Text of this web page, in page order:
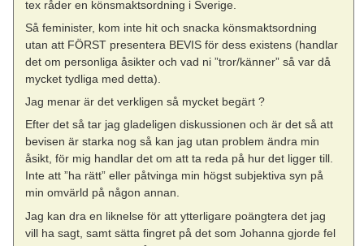
tex råder en könsmaktsordning i Sverige.
Så feminister, kom inte hit och snacka könsmaktsordning
utan att FÖRST presentera BEVIS för dess existens (handlar
det om personliga åsikter och vad ni ”tror/känner” så var då
mycket tydliga med detta).
Jag menar är det verkligen så mycket begärt ?
Efter det så tar jag gladeligen diskussionen och är det så att
bevisen är starka nog så kan jag utan problem ändra min
åsikt, för mig handlar det om att ta reda på hur det ligger till.
Inte att ”ha rätt” eller påtvinga min högst subjektiva syn på
min omvärld på någon annan.
Jag kan dra en liknelse för att ytterligare poängtera det jag
vill ha sagt, samt sätta fingret på det som Johanna gjorde fel